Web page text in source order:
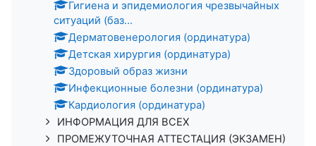
Гигиена и эпидемиология чрезвычайных
ситуаций (баз...
Дерматовенерология (ординатура)
Детская хирургия (ординатура)
Здоровый образ жизни
Инфекционные болезни (ординатура)
Кардиология (ординатура)
ИНФОРМАЦИЯ ДЛЯ ВСЕХ
ПРОМЕЖУТОЧНАЯ АТТЕСТАЦИЯ (ЭКЗАМЕН)